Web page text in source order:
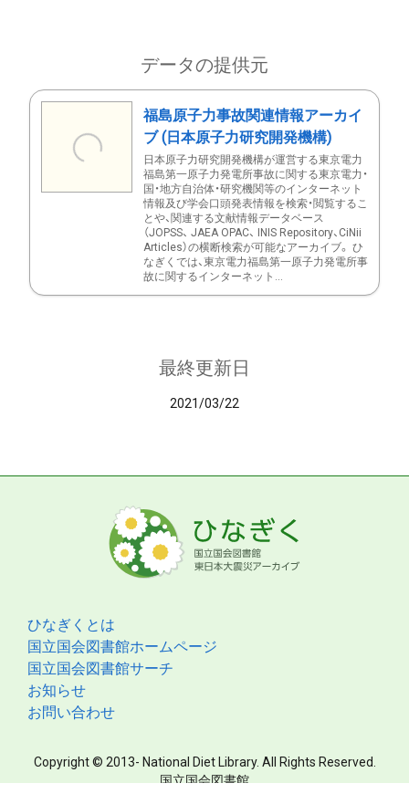
データの提供元
福島原子力事故関連情報アーカイ
ブ (日本原子力研究開発機構)
日本原子力研究開発機構が運営する東京電力
福島第一原子力発電所事故に関する東京電力・
国・地方自治体・研究機関等のインターネット
情報及び学会口頭発表情報を検索・閲覧するこ
とや、関連する文献情報データベース
（JOPSS、 JAEA OPAC、 INIS Repository、CiNii
Articles）の横断検索が可能なアーカイブ。 ひ
なぎくでは、東京電力福島第一原子力発電所事
故に関するインターネット...
最終更新日
2021/03/22
ひなぎくとは
国立国会図書館ホームページ
国立国会図書館サーチ
お知らせ
お問い合わせ
Copyright © 2013- National Diet Library. All Rights Reserved.